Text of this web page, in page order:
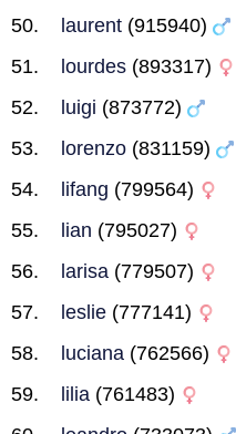
laurent (915940)
lourdes (893317)
luigi (873772)
lorenzo (831159)
lifang (799564)
lian (795027)
larisa (779507)
leslie (777141)
luciana (762566)
lilia (761483)